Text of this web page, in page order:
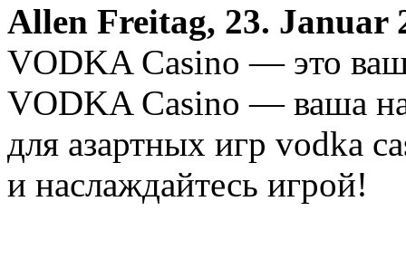
Allen Freitag, 23. Januar
VODKA Casino — это
VODKA Casino — ваша
для азартных игр vodka
и наслаждайтесь игрой!